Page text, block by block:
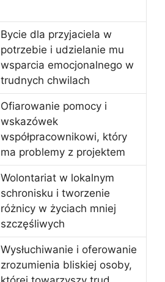
Bycie dla przyjaciela w
potrzebie i udzielanie mu
wsparcia emocjonalnego w
trudnych chwilach
Ofiarowanie pomocy i
wskazówek
współpracownikowi, który
ma problemy z projektem
Wolontariat w lokalnym
schronisku i tworzenie
różnicy w życiach mniej
szczęśliwych
Wysłuchiwanie i oferowanie
zrozumienia bliskiej osoby,